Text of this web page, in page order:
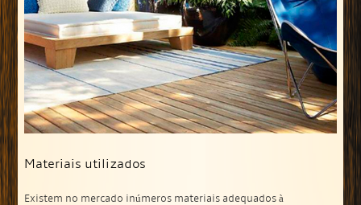
Materiais utilizados
Existem no mercado inúmeros materiais adequados à